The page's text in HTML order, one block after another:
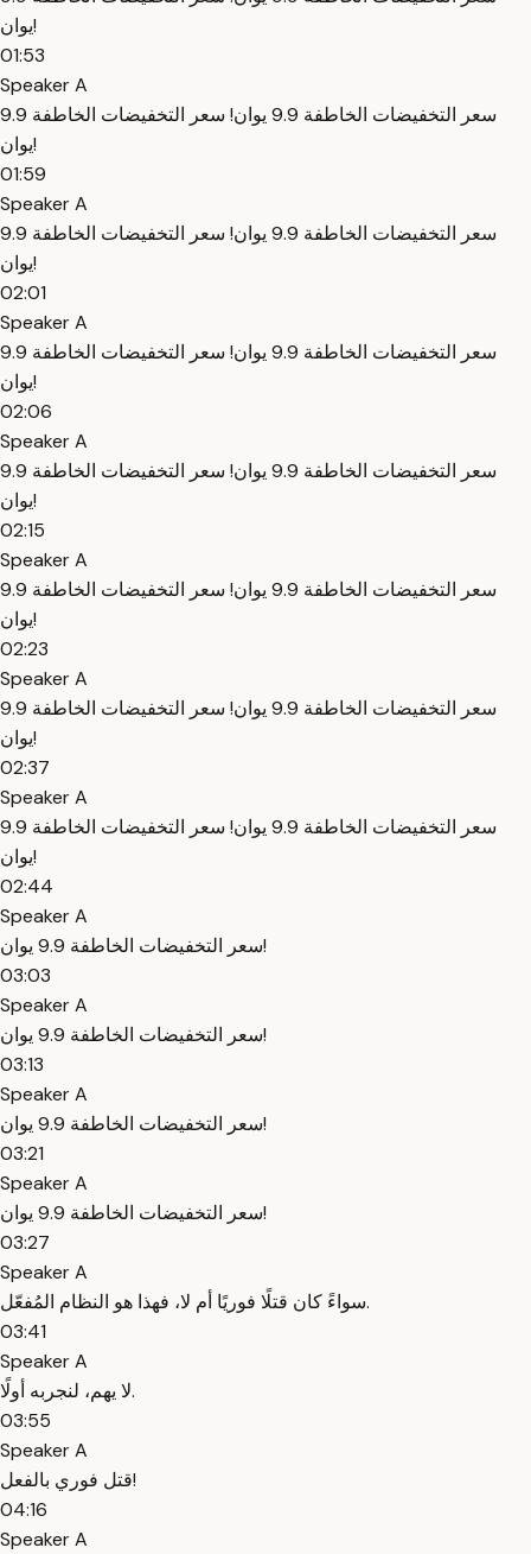
يوان!
01:53
Speaker A
سعر التخفيضات الخاطفة 9.9 يوان! سعر التخفيضات الخاطفة 9.9
يوان!
01:59
Speaker A
سعر التخفيضات الخاطفة 9.9 يوان! سعر التخفيضات الخاطفة 9.9
يوان!
02:01
Speaker A
سعر التخفيضات الخاطفة 9.9 يوان! سعر التخفيضات الخاطفة 9.9
يوان!
02:06
Speaker A
سعر التخفيضات الخاطفة 9.9 يوان! سعر التخفيضات الخاطفة 9.9
يوان!
02:15
Speaker A
سعر التخفيضات الخاطفة 9.9 يوان! سعر التخفيضات الخاطفة 9.9
يوان!
02:23
Speaker A
سعر التخفيضات الخاطفة 9.9 يوان! سعر التخفيضات الخاطفة 9.9
يوان!
02:37
Speaker A
سعر التخفيضات الخاطفة 9.9 يوان! سعر التخفيضات الخاطفة 9.9
يوان!
02:44
Speaker A
سعر التخفيضات الخاطفة 9.9 يوان!
03:03
Speaker A
سعر التخفيضات الخاطفة 9.9 يوان!
03:13
Speaker A
سعر التخفيضات الخاطفة 9.9 يوان!
03:21
Speaker A
سعر التخفيضات الخاطفة 9.9 يوان!
03:27
Speaker A
سواءً كان قتلًا فوريًا أم لا، فهذا هو النظام المُفعّل.
03:41
Speaker A
لا يهم، لنجربه أولًا.
03:55
Speaker A
قتل فوري بالفعل!
04:16
Speaker A